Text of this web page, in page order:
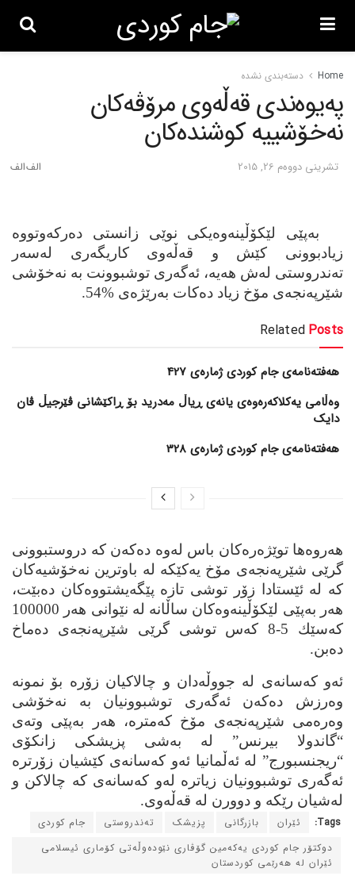
Home دسته‌بندی نشده
په‌یوه‌ندی قه‌ڵه‌وی مرۆڤه‌کان
نه‌خۆشییه‌ کوشنده‌کان
تشرینی دووه‌م 26, 2015
به‌پێی لێكۆڵینه‌وه‌یكی نوێی زانستی ده‌ركه‌وتووه‌
زیادبوونی كێش و قه‌ڵه‌وی كاریگه‌ری له‌سه‌ر
ته‌ندروستی له‌ش هه‌یه‌، ئه‌گه‌ری توشبوونت به‌ نه‌خۆشی
شێرپه‌نجه‌ی مۆخ زیاد ده‌كات به‌رێژه‌ی %54
.
Related Posts
هەفتەنامەی جام کوردی ژمارەی 427
وەڵامی یەکلاکەرەوەی یانەی ڕیاڵ مەدرید بۆ ڕاکێشانی ڤێرجیڵ ڤان
دایک
هەفتەنامەی جام کوردی ژمارەی 328
هه‌روه‌ها توێژه‌ره‌كان باس له‌وه‌ ده‌كه‌ن كه‌ دروستبوونی
گرێی شێرپه‌نجه‌ی مۆخ یه‌كێكه‌ له‌ باوترین نه‌خۆشیه‌كان
كه‌ له‌ ئێستادا زۆر توشی تازه‌ پێگه‌یشتووه‌كان ده‌بێت،
هه‌ر به‌پێی لێكۆڵینه‌وه‌كان ساڵانه‌ له‌ نێوانی هه‌ر 100000
كه‌سێك 5-8 كه‌س توشی گرێی شێرپه‌نجه‌ی ده‌ماخ
ده‌بن.
ئه‌و كه‌سانه‌ی له‌ جووڵه‌دان و چالاكیان زۆره‌ بۆ نمونه‌
وه‌رزش ده‌كه‌ن ئه‌گه‌ری توشبوونیان به‌ نه‌خۆشی
وه‌ره‌می شێرپه‌نجه‌ی مۆخ كه‌متره‌، هه‌ر به‌پێی وته‌ی
“گاندولا بیرنس” له‌ به‌شی پزیشكی زانكۆی
“ریجنسبورج” له‌ ئه‌ڵمانیا ئه‌و كه‌سانه‌ی كێشیان زۆرتره‌
ئه‌گه‌ری توشبوونیان زیاتره‌ له‌و كه‌سانه‌ی كه‌ چالاكن و
له‌شیان رێكه‌ و دوورن له‌ قه‌ڵه‌وی.
Tags: ئێران بازرگانی پزیشک ته‌ندروستی
جام کوردی
دوکتۆر جام کوردی یه‌که‌مین گۆڤاری نێوده‌وڵه‌تی کۆماری ئیسلامی
ئێران له‌ هه‌رێمی کوردستان